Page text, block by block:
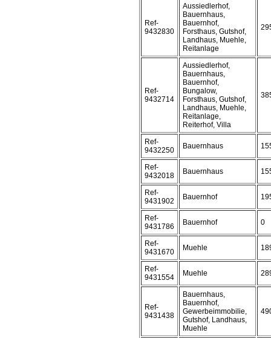
Ref-
9432830
Aussiedlerhof,
Bauernhaus,
Bauernhof,
Forsthaus, Gutshof,
Landhaus, Muehle,
Reitanlage
Ref-
9432714
Aussiedlerhof,
Bauernhaus,
Bauernhof,
Bungalow,
Forsthaus, Gutshof,
Landhaus, Muehle,
Reitanlage,
Reiterhof, Villa
Ref-
9432250
Bauernhaus
Ref-
9432018
Bauernhaus
Ref-
9431902
Bauernhof
Ref-
9431786
Bauernhof 0
Ref-
9431670
Muehle
Ref-
9431554
Muehle
Ref-
9431438
Bauernhaus,
Bauernhof,
Gewerbeimmobilie,
Gutshof, Landhaus,
Muehle